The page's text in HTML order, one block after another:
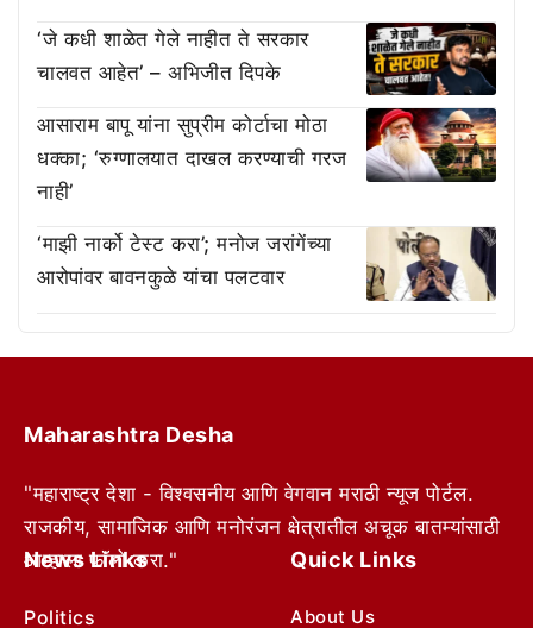
‘जे कधी शाळेत गेले नाहीत ते सरकार
चालवत आहेत’ – अभिजीत दिपके
आसाराम बापू यांना सुप्रीम कोर्टाचा मोठा
धक्का; ‘रुग्णालयात दाखल करण्याची गरज
नाही’
‘माझी नार्को टेस्ट करा’; मनोज जरांगेंच्या
आरोपांवर बावनकुळे यांचा पलटवार
Maharashtra Desha
"महाराष्ट्र देशा - विश्वसनीय आणि वेगवान मराठी न्यूज पोर्टल.
राजकीय, सामाजिक आणि मनोरंजन क्षेत्रातील अचूक बातम्यांसाठी
आम्हाला फॉलो करा."
News Links
Politics
Quick Links
About Us